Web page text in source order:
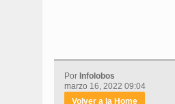
Por Infolobos
marzo 16, 2022 09:04
Volver a la Home